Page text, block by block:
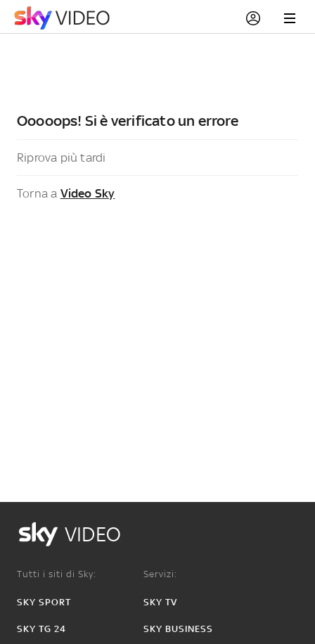
Ooooops! Si è verificato un errore
Riprova più tardi
Torna a Video Sky
VIDEO
Tutti i siti di Sky:
SKY SPORT
SKY TG 24
Servizi:
SKY TV
SKY BUSINESS